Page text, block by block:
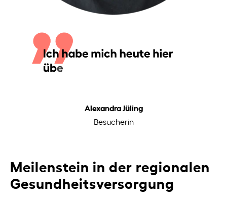
Alexandra Jüling
Besucherin
Meilenstein in der regionalen
Gesundheitsversorgung